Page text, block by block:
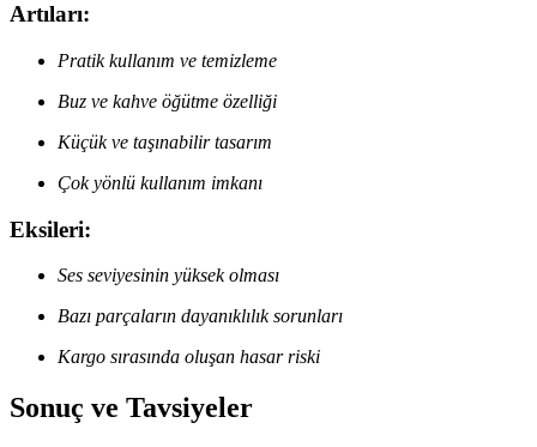
Artıları:
Pratik kullanım ve temizleme
Buz ve kahve öğütme özelliği
Küçük ve taşınabilir tasarım
Çok yönlü kullanım imkanı
Eksileri:
Ses seviyesinin yüksek olması
Bazı parçaların dayanıklılık sorunları
Kargo sırasında oluşan hasar riski
Sonuç ve Tavsiyeler